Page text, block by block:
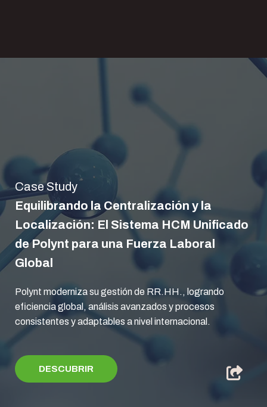
Case Study
Equilibrando la Centralización y la
Localización: El Sistema HCM Unificado
de Polynt para una Fuerza Laboral
Global
Polynt moderniza su gestión de RR.HH., logrando
eficiencia global, análisis avanzados y procesos
consistentes y adaptables a nivel internacional.
DESCUBRIR